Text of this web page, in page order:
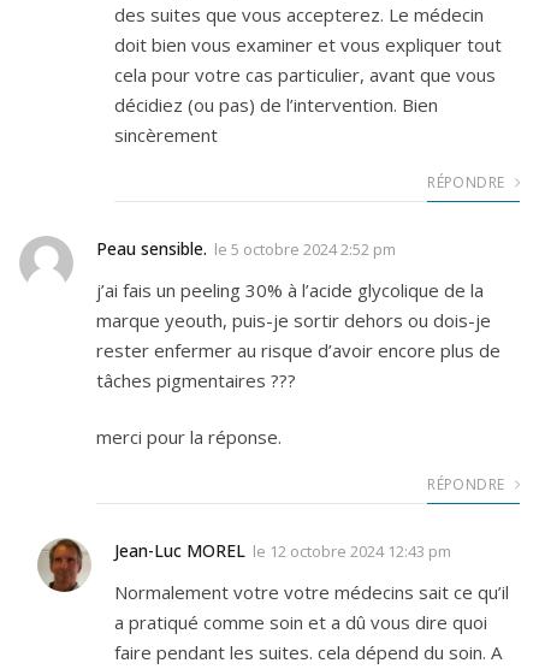
des suites que vous accepterez. Le médecin
doit bien vous examiner et vous expliquer tout
cela pour votre cas particulier, avant que vous
décidiez (ou pas) de l’intervention. Bien
sincèrement
RÉPONDRE
Peau sensible. le 5 octobre 2024 2:52 pm
j’ai fais un peeling 30% à l’acide glycolique de la
marque yeouth, puis-je sortir dehors ou dois-je
rester enfermer au risque d’avoir encore plus de
tâches pigmentaires ???
merci pour la réponse.
RÉPONDRE
Jean-Luc MOREL le 12 octobre 2024 12:43 pm
Normalement votre votre médecins sait ce qu’il
a pratiqué comme soin et a dû vous dire quoi
faire pendant les suites. cela dépend du soin. A